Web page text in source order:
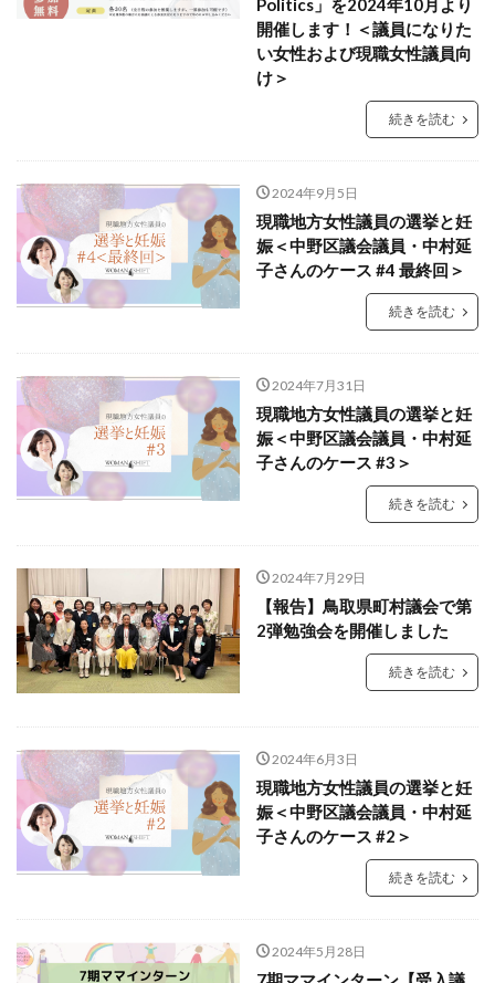
Politics」を2024年10月より
開催します！＜議員になりた
い女性および現職女性議員向
け＞
続きを読む
2024年9月5日
現職地方女性議員の選挙と妊
娠＜中野区議会議員・中村延
子さんのケース #4 最終回＞
続きを読む
2024年7月31日
現職地方女性議員の選挙と妊
娠＜中野区議会議員・中村延
子さんのケース #3＞
続きを読む
2024年7月29日
【報告】鳥取県町村議会で第
2弾勉強会を開催しました
続きを読む
2024年6月3日
現職地方女性議員の選挙と妊
娠＜中野区議会議員・中村延
子さんのケース #2＞
続きを読む
2024年5月28日